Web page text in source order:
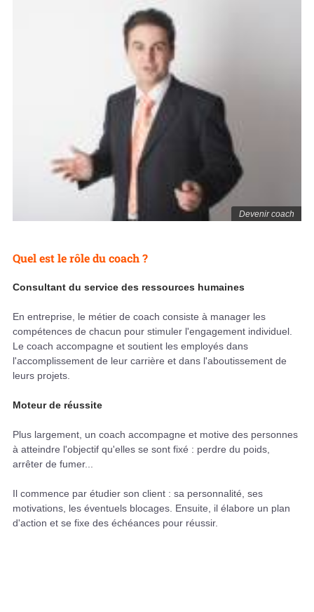
Devenir coach
Quel est le rôle du coach ?
Consultant du service des ressources humaines
En entreprise, le métier de coach consiste à manager les
compétences de chacun pour stimuler l'engagement individuel.
Le coach accompagne et soutient les employés dans
l'accomplissement de leur carrière et dans l'aboutissement de
leurs projets.
Moteur de réussite
Plus largement, un coach accompagne et motive des personnes
à atteindre l'objectif qu'elles se sont fixé : perdre du poids,
arrêter de fumer...
Il commence par étudier son client : sa personnalité, ses
motivations, les éventuels blocages. Ensuite, il élabore un plan
d'action et se fixe des échéances pour réussir.